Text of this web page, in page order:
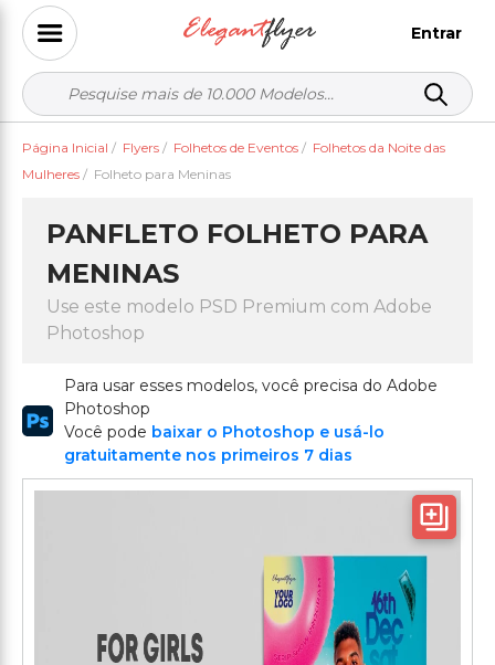
Entrar
Página Inicial / Flyers / Folhetos de Eventos / Folhetos da Noite das
Mulheres / Folheto para Meninas
PANFLETO FOLHETO PARA
MENINAS
Use este modelo PSD Premium com Adobe
Photoshop
Para usar esses modelos, você precisa do Adobe
Photoshop
Você pode baixar o Photoshop e usá-lo
gratuitamente nos primeiros 7 dias